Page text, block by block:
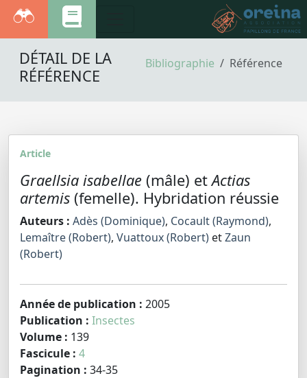
Bibliographie Référence
DÉTAIL DE LA
RÉFÉRENCE
Article
Graellsia isabellae (mâle) etActias
artemis (femelle). Hybridation réussie
Auteurs : Adès (Dominique), Cocault (Raymond),
Lemaître (Robert), Vuattoux (Robert) etZaun
(Robert)
Année de publication : 2005
Publication : Insectes
Volume : 139
Fascicule : 4
Pagination : 34-35